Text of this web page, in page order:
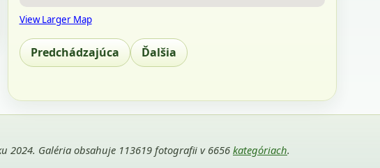
View Larger Map
Predchádzajúca Ďalšia
2024. Galéria obsahuje 113619 fotografii v 6656 kategóriach.